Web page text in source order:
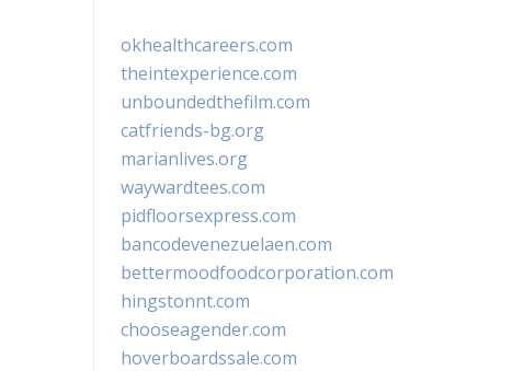
okhealthcareers.com
theintexperience.com
unboundedthefilm.com
catfriends-bg.org
marianlives.org
waywardtees.com
pidfloorsexpress.com
bancodevenezuelaen.com
bettermoodfoodcorporation.com
hingstonnt.com
chooseagender.com
hoverboardssale.com